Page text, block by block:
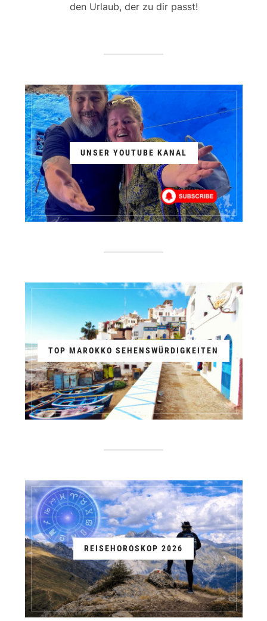
den Urlaub, der zu dir passt!
UNSER YOUTUBE KANAL
TOP MAROKKO SEHENSWÜRDIGKEITEN
REISEHOROSKOP 2026